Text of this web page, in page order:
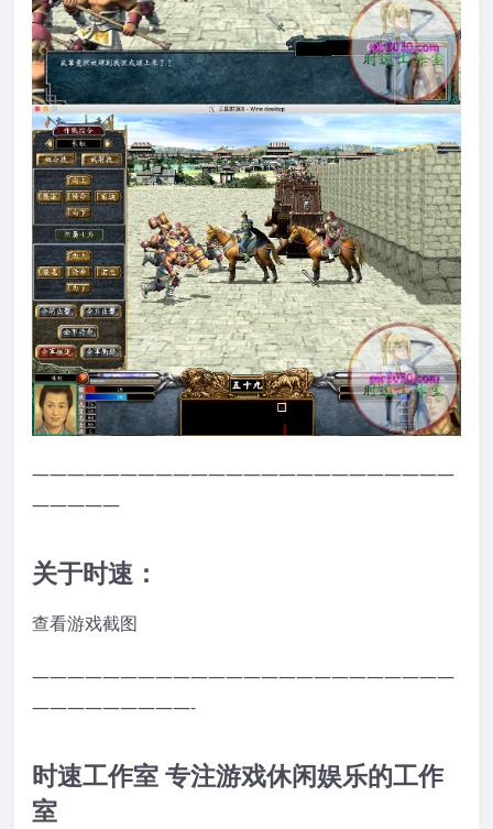
————————————————————————
—————
关于时速：
查看游戏截图
————————————————————————
—————————-
时速工作室 专注游戏休闲娱乐的工作
室